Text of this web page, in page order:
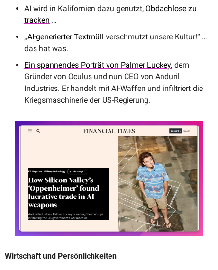
AI wird in Kalifornien dazu genutzt, Obdachlose zu
tracken …
„AI-generierter Textmüll verschmutzt unsere Kultur!“ …
das hat was.
Ein spannendes Porträt von Palmer Luckey, dem
Gründer von Oculus und nun CEO von Anduril
Industries. Er handelt mit AI-Waffen und infiltriert die
Kriegsmaschinerie der US-Regierung.
Wirtschaft und Persönlichkeiten